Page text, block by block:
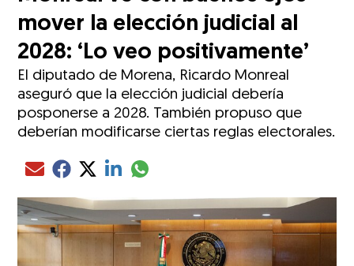
mover la elección judicial al
2028: ‘Lo veo positivamente’
El diputado de Morena, Ricardo Monreal
aseguró que la elección judicial debería
posponerse a 2028. También propuso que
deberían modificarse ciertas reglas electorales.
Compartir el artículo actual mediante Email
Compartir el artículo actual mediante Facebook
Compartir el artículo actual mediante Twitter
Compartir el artículo actual mediante LinkedIn
Compartir el artículo actual mediante